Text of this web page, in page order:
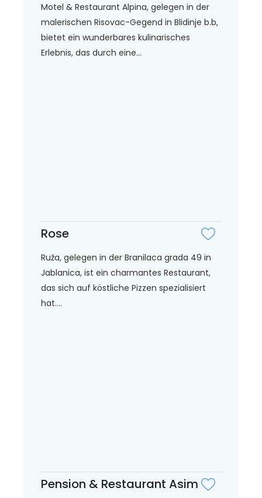
Motel & Restaurant Alpina, gelegen in der
malerischen Risovac-Gegend in Blidinje b.b,
bietet ein wunderbares kulinarisches
Erlebnis, das durch eine...
Rose
Ruža, gelegen in der Branilaca grada 49 in
Jablanica, ist ein charmantes Restaurant,
das sich auf köstliche Pizzen spezialisiert
hat....
Pension & Restaurant Asim